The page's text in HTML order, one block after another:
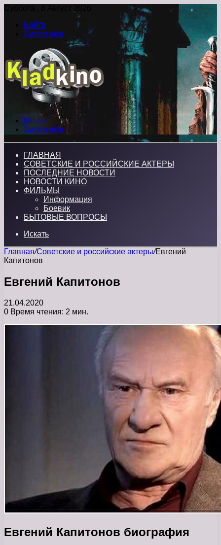
Суббота , 8 Август 2026
Войти
Switch skin
Меню
Switch skin
ГЛАВНАЯ
СОВЕТСКИЕ И РОССИЙСКИЕ АКТЕРЫ
ПОСЛЕДНИЕ НОВОСТИ
НОВОСТИ КИНО
ФИЛЬМЫ
Информация
Боевик
БЫТОВЫЕ ВОПРОСЫ
Искать
Главная/Советские и российские актеры/Евгений
Капитонов
Евгений Капитонов
21.04.2020
0 Время чтения: 2 мин.
Евгений Капитонов биография